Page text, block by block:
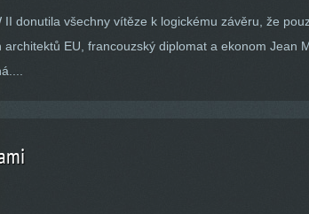
II donutila všechny vítěze k logickému závěru, že
EU, francouzský diplomat a ekonom Jean